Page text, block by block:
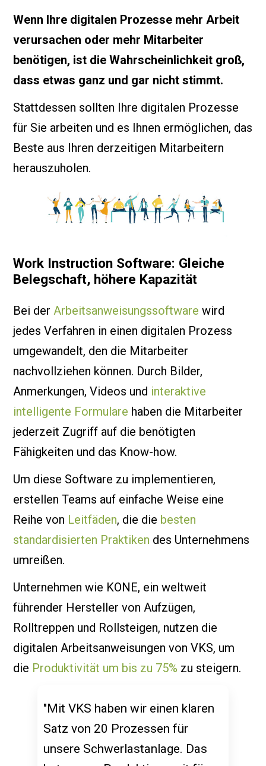
Wenn Ihre digitalen Prozesse mehr Arbeit
verursachen oder mehr Mitarbeiter
benötigen, ist die Wahrscheinlichkeit groß,
dass etwas ganz und gar nicht stimmt.
Stattdessen sollten Ihre digitalen Prozesse
für Sie arbeiten und es Ihnen ermöglichen, das
Beste aus Ihren derzeitigen Mitarbeitern
herauszuholen.
Work Instruction Software: Gleiche
Belegschaft, höhere Kapazität
Bei derArbeitsanweisungssoftware wird
jedes Verfahren in einen digitalen Prozess
umgewandelt, den die Mitarbeiter
nachvollziehen können. Durch Bilder,
Anmerkungen, Videos und interaktive
intelligente Formulare haben die Mitarbeiter
jederzeit Zugriff auf die benötigten
Fähigkeiten und das Know-how.
Um diese Software zu implementieren,
erstellen Teams auf einfache Weise eine
Reihe von Leitfäden, die die besten
standardisierten Praktiken des Unternehmens
umreißen.
Unternehmen wie KONE, ein weltweit
führender Hersteller von Aufzügen,
Rolltreppen und Rollsteigen, nutzen die
digitalen Arbeitsanweisungen von VKS, um
die Produktivität um bis zu 75% zu steigern.
"Mit VKS haben wir einen klaren
Satz von 20 Prozessen für
unsere Schwerlastanlage. Das